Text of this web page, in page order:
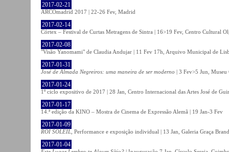
2017-02-21
ARCOmadrid 2017 | 22-26 Fev, Madrid
2017-02-14
Córtex – Festival de Curtas Metragens de Sintra | 16>19 Fev, Centro Cultural
2017-02-08
"Visão Yanomami" de Claudia Andujar | 11 Fev 17h, Arquivo Municipal de
2017-01-31
José de Almada Negreiros: uma maneira de ser moderno | 3 Fev>5 Jun,
2017-01-24
1º ciclo expositivo de 2017 | 28 Jan, Centro Internacional das Artes José de
2017-01-17
14.ª edição da KINO – Mostra de Cinema de Expressão Alemã | 19 Jan-3 Fev
2017-01-09
ROI SOLEIL , Performance e exposição individual | 13 Jan, Galeria Graça
2017-01-04